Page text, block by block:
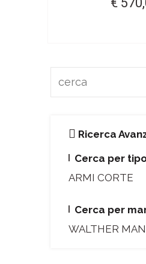
Ricerca
Cerca per
ARMI CORTE
Cerca per
WALTHER